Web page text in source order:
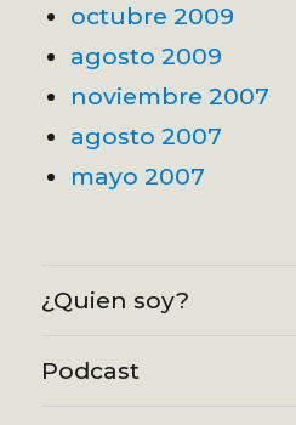
octubre 2009
agosto 2009
noviembre 2007
agosto 2007
mayo 2007
¿Quien soy?
Podcast